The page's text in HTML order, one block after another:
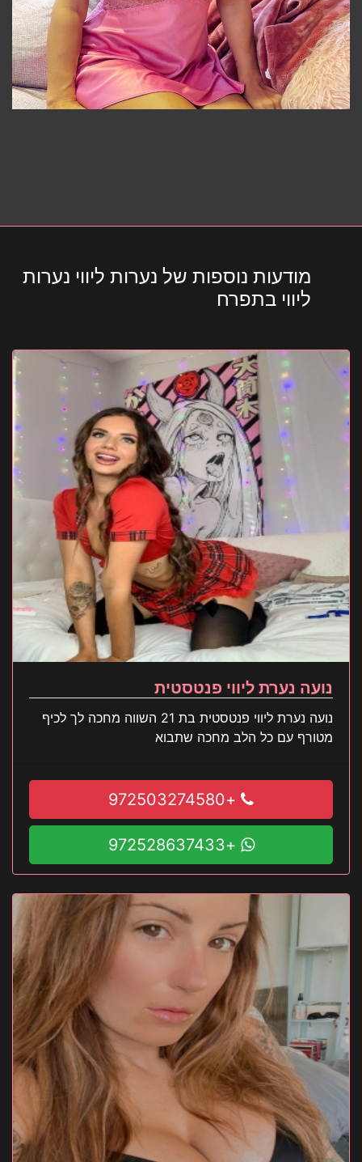
מודעות נוספות של נערות ליווי נערות
ליווי בתפרח
נועה נערת ליווי פנטסטית
נועה נערת ליווי פנטסטית בת 21 השווה מחכה לך לכיף
מטורף עם כל הלב מחכה שתבוא
+972503274580
+972528637433